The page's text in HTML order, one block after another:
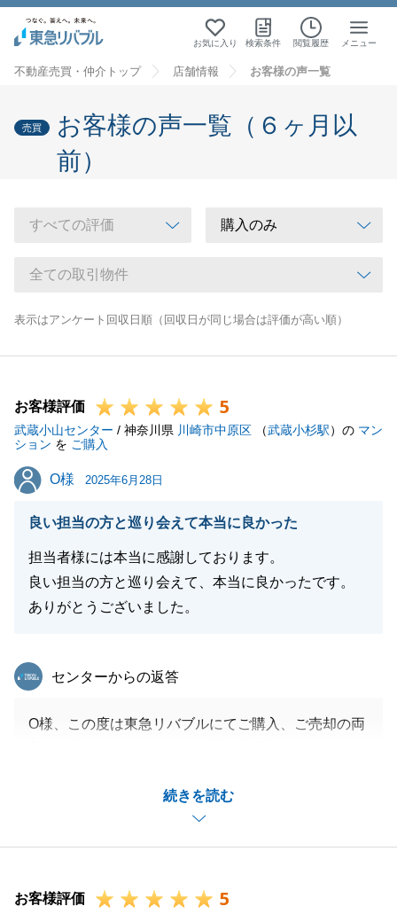
お気に入り 検索条件 閲覧履歴 メニュー
不動産売買・仲介トップ 店舗情報 お客様の声一覧
売買
お客様の声一覧（６ヶ月以
前）
表示はアンケート回収日順（回収日が同じ場合は評価が高い順）
お客様評価 5
武蔵小山センター / 神奈川県 川崎市中原区 （武蔵小杉駅）の マン
ション を ご購入
O様
O様 2025年6月28日
良い担当の方と巡り会えて本当に良かった
担当者様には本当に感謝しております。
良い担当の方と巡り会えて、本当に良かったです。
ありがとうございました。
続きを読む
東急リバブル
センターからの返答
O様、この度は東急リバブルにてご購入、ご売却の両
今後もO様の不動産のパートナーとして末永く東急リ
バブルをご愛顧いただけますと幸いです。
お客様評価 5